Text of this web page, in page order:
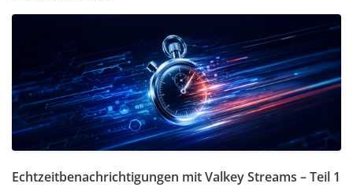
Echtzeitbenachrichtigungen mit Valkey Streams – Teil 1